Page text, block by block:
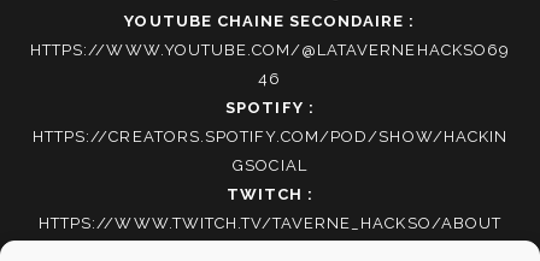
YOUTUBE CHAINE SECONDAIRE :
HTTPS://WWW.YOUTUBE.COM/@LATAVERNEHACKSO69
46
SPOTIFY :
HTTPS://CREATORS.SPOTIFY.COM/POD/SHOW/HACKIN
GSOCIAL
TWITCH :
HTTPS://WWW.TWITCH.TV/TAVERNE_HACKSO/ABOUT